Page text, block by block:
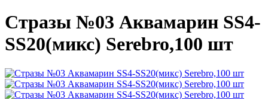
Стразы №03 Аквамарин SS4-
SS20(микс) Serebro,100 шт